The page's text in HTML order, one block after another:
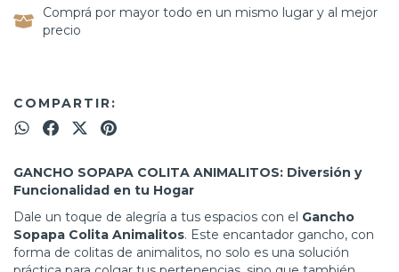
Comprá por mayor todo en un mismo lugar y al mejor
precio
COMPARTIR:
GANCHO SOPAPA COLITA ANIMALITOS: Diversión y
Funcionalidad en tu Hogar
Dale un toque de alegría a tus espacios con el Gancho
Sopapa Colita Animalitos. Este encantador gancho, con
forma de colitas de animalitos, no solo es una solución